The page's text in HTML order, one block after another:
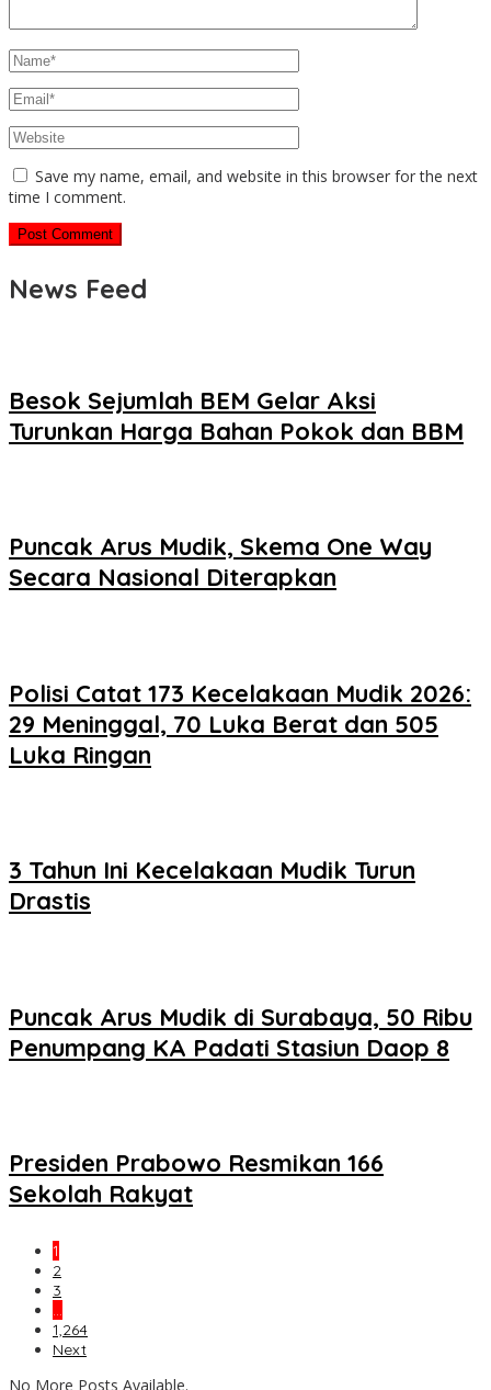
Save my name, email, and website in this browser for the next
time I comment.
News Feed
Besok Sejumlah BEM Gelar Aksi
Turunkan Harga Bahan Pokok dan BBM
Puncak Arus Mudik, Skema One Way
Secara Nasional Diterapkan
Polisi Catat 173 Kecelakaan Mudik 2026:
29 Meninggal, 70 Luka Berat dan 505
Luka Ringan
3 Tahun Ini Kecelakaan Mudik Turun
Drastis
Puncak Arus Mudik di Surabaya, 50 Ribu
Penumpang KA Padati Stasiun Daop 8
Presiden Prabowo Resmikan 166
Sekolah Rakyat
1
2
3
…
1,264
Next
No More Posts Available.